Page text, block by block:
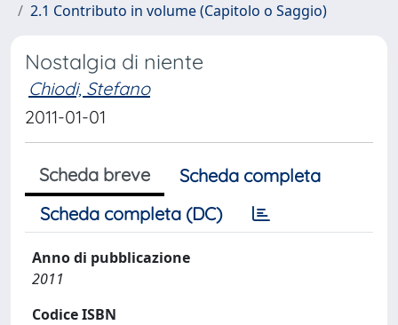
2.1 Contributo in volume (Capitolo o Saggio)
Nostalgia di niente
Chiodi, Stefano
2011-01-01
Scheda breve
Scheda completa
Scheda completa (DC)
Anno di pubblicazione
2011
Codice ISBN